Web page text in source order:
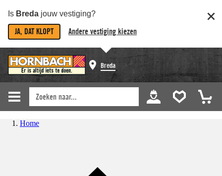
Is Breda jouw vestiging?
JA, DAT KLOPT Andere vestiging kiezen
Breda
Home